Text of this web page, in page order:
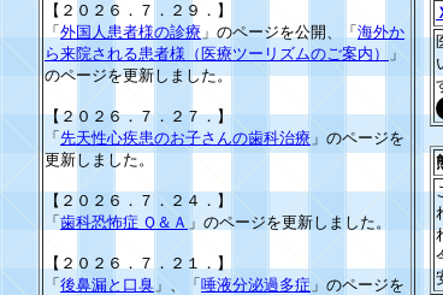
【２０２６．７．２９．】
「 外国人患者様の診療 」のページを公開、「 海外か
ら来院される患者様（医療ツーリズムのご案内）
」
のページを更新しました。
【２０２６．７．２７．】
「 先天性心疾患のお子さんの歯科治療 」のページを
更新しました。
【２０２６．７．２４．】
「 歯科恐怖症 Ｑ＆Ａ 」のページを更新しました。
【２０２６．７．２１．】
「 後鼻漏と口臭 」、「 唾液分泌過多症 」のページを